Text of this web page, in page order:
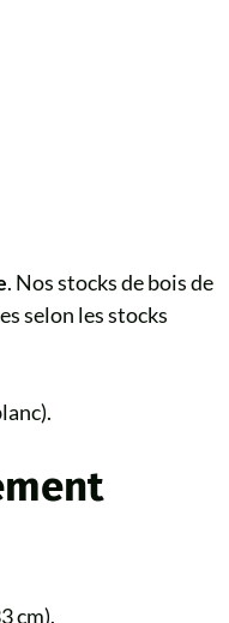
. Nos stocks de bois de
selon les stocks
cm).